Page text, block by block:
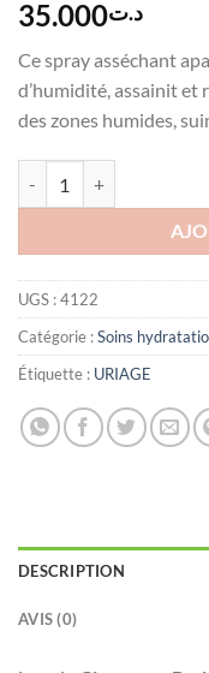
د.ت35.000
Ce spray asséchant
d’humidité, assainit et
des zones humides,
UGS :4122
Catégorie :Soins
Étiquette : URIAGE
DESCRIPTION
AVIS (0)